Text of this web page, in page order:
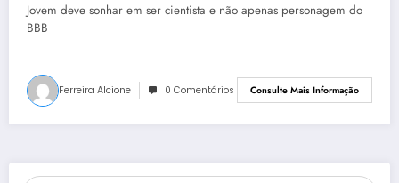
Jovem deve sonhar em ser cientista e não apenas personagem do
BBB
Ferreira Alcione 0 Comentários Consulte Mais Informação